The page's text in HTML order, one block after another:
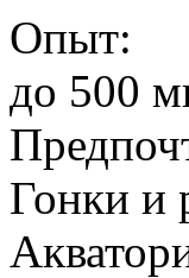
Опыт:
до 500
Гонки и